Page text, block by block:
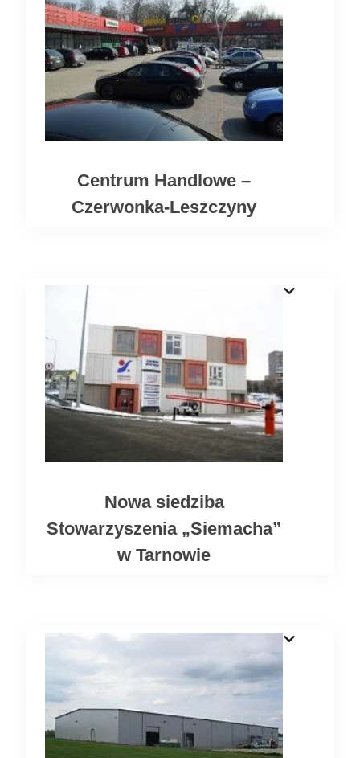
Centrum Handlowe –
Czerwonka-Leszczyny
Nowa siedziba
Stowarzyszenia „Siemacha”
w Tarnowie